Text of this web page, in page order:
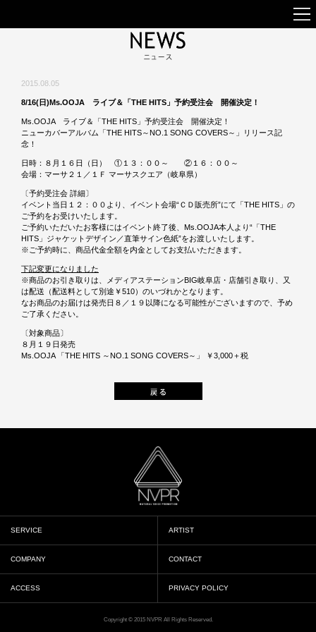
2015.08.05
8/16(日)Ms.OOJA ライブ＆「THE HITS」予約受注会 開催決定！
Ms.OOJA ライブ＆「THE HITS」予約受注会 開催決定！
ニューカバーアルバム「THE HITS～NO.1 SONG COVERS～」リリース記
念！
日時：８月１６日（日） ①１３：００～ ②１６：００～
会場：マーサ２１／１Ｆ マーサスクエア（岐阜県）
〔予約受注会 詳細〕
イベント当日１２：００より、イベント会場“ＣＤ販売所”にて「THE HITS」の
ご予約をお受けいたします。
ご予約いただいたお客様にはイベント終了後、Ms.OOJA本人より“「THE
HITS」ジャケットデザイン／直筆サイン色紙”をお渡しいたします。
※ご予約時に、商品代金全額を内金としてお支払いただきます。
下記変更になりました
※商品のお引き取りは、メディアステーションBIG岐阜店・店舗引き取り、又
は配送（配送料として別途￥510）のいづれかとなります。
なお商品のお届けは発売日８／１９以降になる可能性がございますので、予め
ご了承ください。
〔対象商品〕
８月１９日発売
Ms.OOJA 「THE HITS ～NO.1 SONG COVERS～」 ￥3,000＋税
SERVICE ARTIST
COMPANY CONTACT
ACCESS PRIVACY POLICY
Copyright © 2015 NVPR All Rights Reserved.